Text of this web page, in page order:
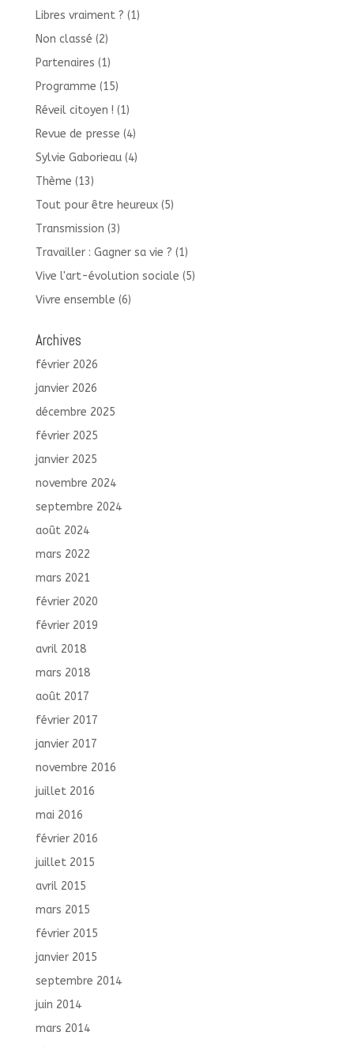
Libres vraiment ? (1)
Non classé (2)
Partenaires (1)
Programme (15)
Réveil citoyen ! (1)
Revue de presse (4)
Sylvie Gaborieau(4)
Thème (13)
Tout pour être heureux(5)
Transmission (3)
Travailler : Gagner sa vie ? (1)
Vive l'art-évolution sociale (5)
Vivre ensemble (6)
Archives
février 2026
janvier 2026
décembre 2025
février 2025
janvier 2025
novembre 2024
septembre 2024
août 2024
mars 2022
mars 2021
février 2020
février 2019
avril 2018
mars 2018
août 2017
février 2017
janvier 2017
novembre 2016
juillet 2016
mai 2016
février 2016
juillet 2015
avril 2015
mars 2015
février 2015
janvier 2015
septembre 2014
juin 2014
mars 2014